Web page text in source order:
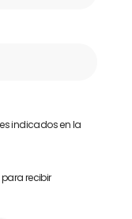
indicados en la
recibir